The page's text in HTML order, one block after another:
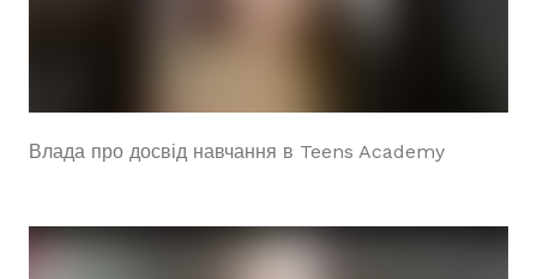
Влада про досвід навчання в Teens Academy